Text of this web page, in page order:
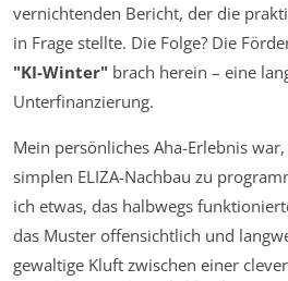
vernichtenden Bericht, der die
in Frage stellte. Die Folge? Die
"KI-Winter" brach herein – eine
Unterfinanzierung.
Mein persönliches Aha-Erlebnis
simplen ELIZA-Nachbau zu
ich etwas, das halbwegs
das Muster offensichtlich und
gewaltige Kluft zwischen einer